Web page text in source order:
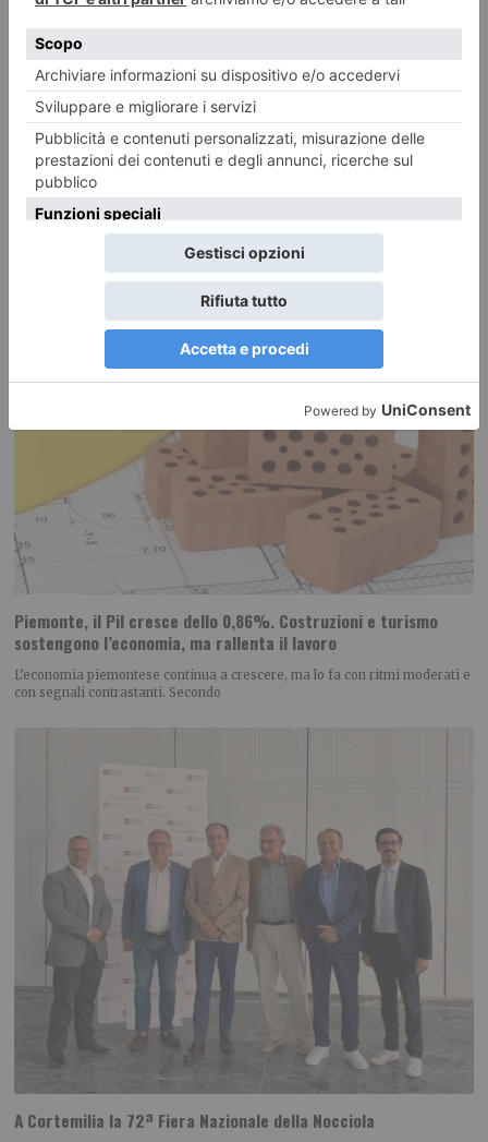
Nocciole, raccolta al via con una settimana di anticipo
Confagricoltura Piemonte: «ora il mercato riconosca il valore della
produzione» Allasia: “Annata difficile tra caldo, siccità
Piemonte, il Pil cresce dello 0,86%. Costruzioni e turismo
sostengono l’economia, ma rallenta il lavoro
L’economia piemontese continua a crescere, ma lo fa con ritmi moderati e
con segnali contrastanti. Secondo
A Cortemilia la 72ª Fiera Nazionale della Nocciola